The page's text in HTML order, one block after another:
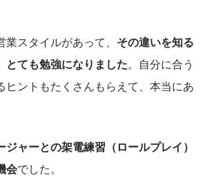
スタイルがあって、 その違いを知る
とても勉強になりました。自分に合う
ヒントもたくさんもらえて、本当にあ
ジャーとの架電練習（ロールプレイ）
会でした。